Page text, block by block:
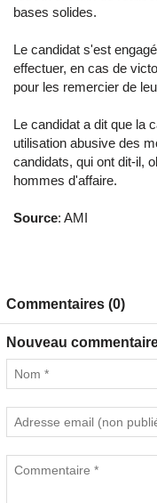
bases solides.
Le candidat s'est
effectuer, en cas de
pour les remercier de
Le candidat a dit que la
utilisation abusive des
candidats, qui ont dit-il,
hommes d'affaire.
Source: AMI
Commentaires (0)
Nouveau